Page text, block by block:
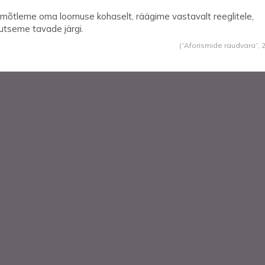
oma loomuse kohaselt, räägime vastavalt reeglitele,
tavade järgi.
(“Aforismide raudvara”,